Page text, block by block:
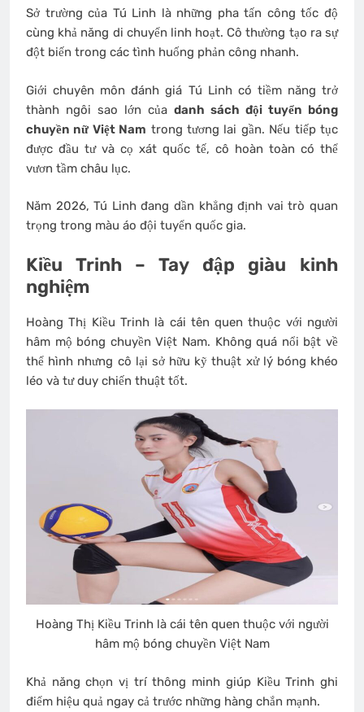
Sở trường của Tú Linh là những pha tấn công tốc độ
cùng khả năng di chuyển linh hoạt. Cô thường tạo ra sự
đột biến trong các tình huống phản công nhanh.
Giới chuyên môn đánh giá Tú Linh có tiềm năng trở
thành ngôi sao lớn của danh sách đội tuyển bóng
chuyền nữ Việt Nam trong tương lai gần. Nếu tiếp tục
được đầu tư và cọ xát quốc tế, cô hoàn toàn có thể
vươn tầm châu lục.
Năm 2026, Tú Linh đang dần khẳng định vai trò quan
trọng trong màu áo đội tuyển quốc gia.
Kiều Trinh – Tay đập giàu kinh
nghiệm
Hoàng Thị Kiều Trinh là cái tên quen thuộc với người
hâm mộ bóng chuyền Việt Nam. Không quá nổi bật về
thể hình nhưng cô lại sở hữu kỹ thuật xử lý bóng khéo
léo và tư duy chiến thuật tốt.
Hoàng Thị Kiều Trinh là cái tên quen thuộc với người
hâm mộ bóng chuyền Việt Nam
Khả năng chọn vị trí thông minh giúp Kiều Trinh ghi
điểm hiệu quả ngay cả trước những hàng chắn mạnh.